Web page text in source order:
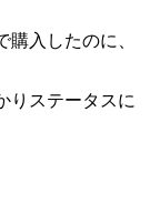
入したのに、
りステータスに